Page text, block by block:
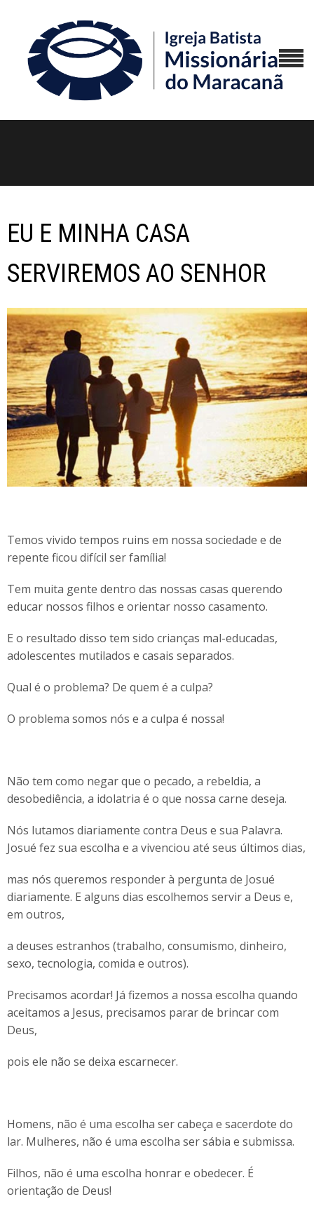
EU E MINHA CASA
SERVIREMOS AO SENHOR
Temos vivido tempos ruins em nossa sociedade e de
repente ficou difícil ser família!
Tem muita gente dentro das nossas casas querendo
educar nossos filhos e orientar nosso casamento.
E o resultado disso tem sido crianças mal-educadas,
adolescentes mutilados e casais separados.
Qual é o problema? De quem é a culpa?
O problema somos nós e a culpa é nossa!
Não tem como negar que o pecado, a rebeldia, a
desobediência, a idolatria é o que nossa carne deseja.
Nós lutamos diariamente contra Deus e sua Palavra.
Josué fez sua escolha e a vivenciou até seus últimos dias,
mas nós queremos responder à pergunta de Josué
diariamente. E alguns dias escolhemos servir a Deus e,
em outros,
a deuses estranhos (trabalho, consumismo, dinheiro,
sexo, tecnologia, comida e outros).
Precisamos acordar! Já fizemos a nossa escolha quando
aceitamos a Jesus, precisamos parar de brincar com
Deus,
pois ele não se deixa escarnecer.
Homens, não é uma escolha ser cabeça e sacerdote do
lar. Mulheres, não é uma escolha ser sábia e submissa.
Filhos, não é uma escolha honrar e obedecer. É
orientação de Deus!